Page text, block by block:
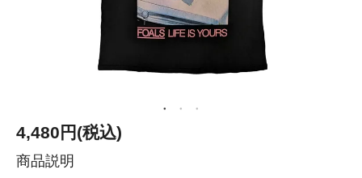
4,480円(税込)
商品説明